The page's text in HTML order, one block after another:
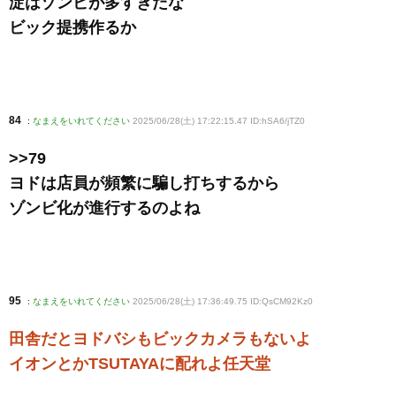
ビック提携作るか
84 : なまえをいれてください 2025/06/28(土) 17:22:15.47 ID:hSA6/jTZ0
>>79
ヨドは店員が頻繁に騙し打ちするから
ゾンビ化が進行するのよね
95 : なまえをいれてください 2025/06/28(土) 17:36:49.75 ID:QsCM92Kz0
田舎だとヨドバシもビックカメラもないよ
イオンとかTSUTAYAに配れよ任天堂